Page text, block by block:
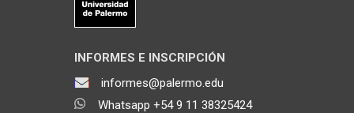
INFORMES E INSCRIPCIÓN
informes@palermo.edu
Whatsapp +54 9 11 38325424